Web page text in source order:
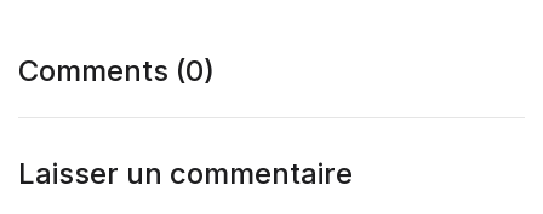
Comments (0)
Laisser un commentaire